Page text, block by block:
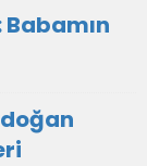
Babamın